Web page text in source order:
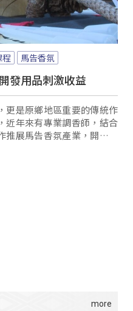
馬告香氛
發用品刺激收益
更是原鄉地區重要的傳統作
近年來有專業調香師，結合
展馬告香氛產業，開啟馬
的深度遊程，對於族人來
導師，有了第二專長，也